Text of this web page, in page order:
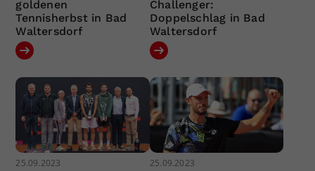
goldenen
Tennisherbst in Bad
Waltersdorf
Challenger:
Doppelschlag in Bad
Waltersdorf
25.09.2023 25.09.2023